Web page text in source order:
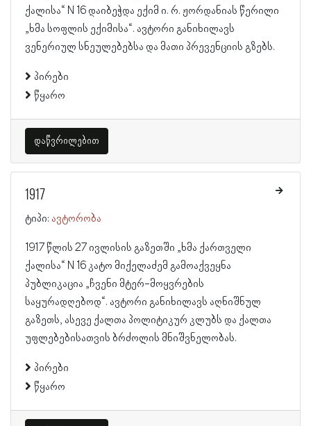
ქალისა“ N 16 დაიბეჭდა ექიმ ი. რ. ჟორდანიას წერილი
„ხმა სოფლის ექიმისა“. ავტორი განიხილავს
ვენერიულ სნეულებებსა და მათი პრევენციის გზებს.
პირები
წყარო
დაწვრილებით
1917
ტიპი: ავტორობა
1917 წლის 27 ივლისის გაზეთში „ხმა ქართველი
ქალისა“ N 16 კატო მიქელაძემ გამოაქვეყნა
პუბლიკაცია „ჩვენი მტერ-მოყვრების
საყურადღებოდ“. ავტორი განიხილავს აღნიშნულ
გაზეთს, ასევე ქალთა პოლიტიკურ კლუბს და ქალთა
უფლებებისათვის ბრძოლის მნიშვნელობას.
პირები
წყარო